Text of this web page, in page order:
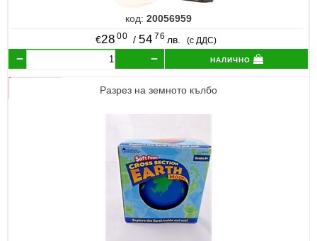
код: 20056959
€28 00 / 54 76 лв. (с ДДС)
налично
Разрез на земното кълбо